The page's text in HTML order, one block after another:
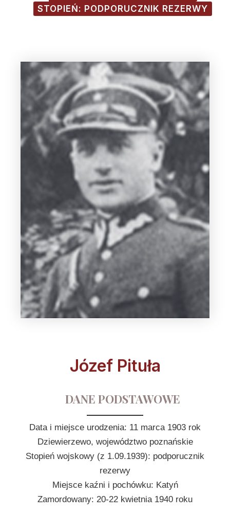
STOPIEŃ: PODPORUCZNIK REZERWY
Józef Pituła
DANE PODSTAWOWE
Data i miejsce urodzenia: 11 marca 1903 rok
Dziewierzewo, województwo poznańskie
Stopień wojskowy (z 1.09.1939): podporucznik
rezerwy
Miejsce kaźni i pochówku: Katyń
Zamordowany: 20-22 kwietnia 1940 roku